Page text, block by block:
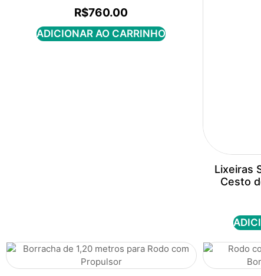
R$760.00
ADICIONAR AO CARRINHO
Lixeiras
Cesto